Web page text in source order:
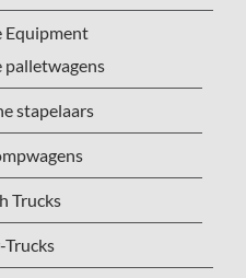
Equipment
palletwagens
stapelaars
Trucks
Trucks